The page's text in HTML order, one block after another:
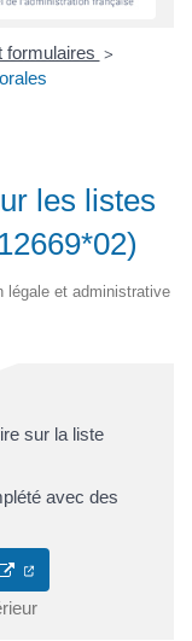
formulaires >
les listes
légale et administrative
sur la liste
avec des